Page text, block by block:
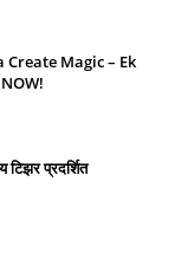
Magic – Ek
टिझर प्रदर्शित